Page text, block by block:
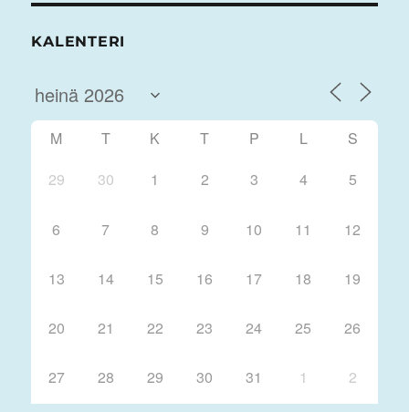
SIVU SIVU
KALENTERI
M T K T P L
S
29
30 1 2 3 4 5
6 7 8 9 10 11 12
13 14 15 16 17 18 19
20 21 22 23 24 25 26
27 28 29 30 31 1 2